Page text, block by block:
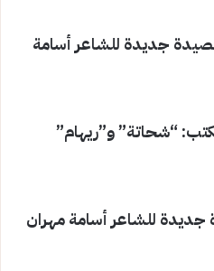
جديدة للشاعر أسامة
“شحاتة” و”ريهام”
للشاعر أسامة مهران